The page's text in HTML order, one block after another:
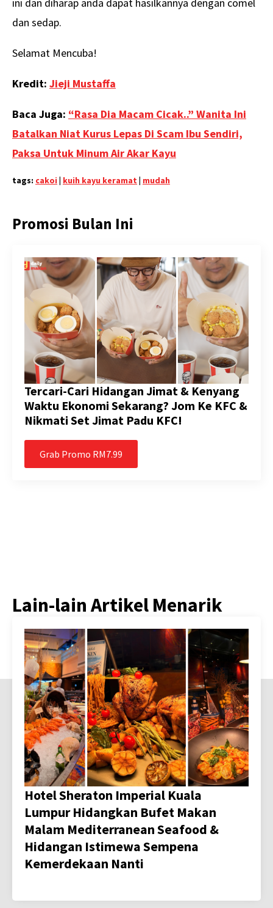
ini dan diharap anda dapat hasilkannya dengan comel
dan sedap.
Selamat Mencuba!
Kredit: Jieji Mustaffa
Baca Juga: “Rasa Dia Macam Cicak..” Wanita Ini
Batalkan Niat Kurus Lepas Di Scam Ibu Sendiri,
Paksa Untuk Minum Air Akar Kayu
tags: cakoi | kuih kayu keramat | mudah
Promosi Bulan Ini
Tercari-Cari Hidangan Jimat & Kenyang
Waktu Ekonomi Sekarang? Jom Ke KFC &
Nikmati Set Jimat Padu KFC!
Grab Promo RM7.99
Lain-lain Artikel Menarik
Hotel Sheraton Imperial Kuala
Lumpur Hidangkan Bufet Makan
Malam Mediterranean Seafood &
Hidangan Istimewa Sempena
Kemerdekaan Nanti